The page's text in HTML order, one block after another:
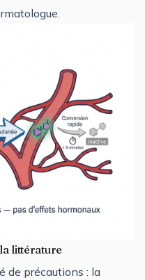
littérature
de précautions : la